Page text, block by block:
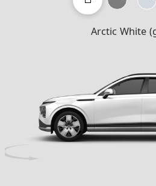
Arctic White